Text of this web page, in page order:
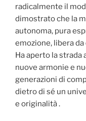
radicalmente il
dimostrato che la
autonoma, pura
emozione, libera
Ha aperto la strada
nuove armonie e
generazioni di
dietro di sé un
e originalità .